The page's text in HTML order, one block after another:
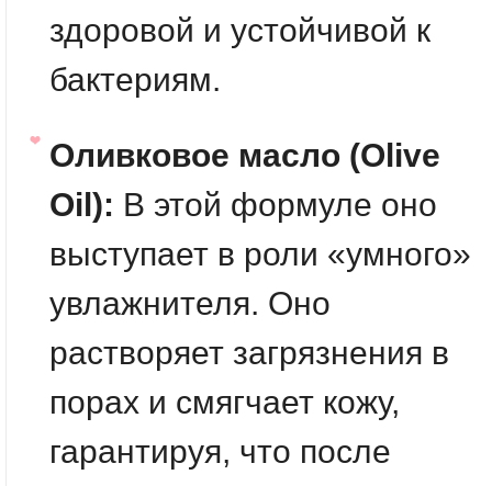
здоровой и устойчивой к
бактериям.
Оливковое масло (Olive
Oil): В этой формуле оно
выступает в роли «умного»
увлажнителя. Оно
растворяет загрязнения в
порах и смягчает кожу,
гарантируя, что после